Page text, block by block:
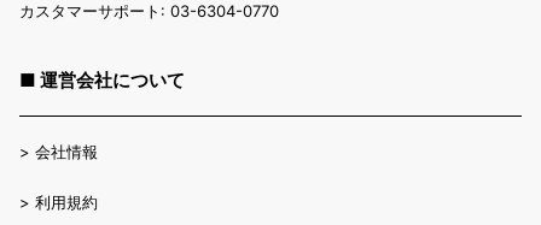
カスタマーサポート: 03-6304-0770
■ 運営会社について
> 会社情報
> 利用規約